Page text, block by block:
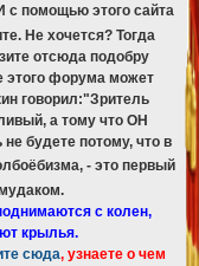
с помощью этого сайта
Не хочется? Тогда
отсюда подобру
этого форума может
говорил:"Зритель
а тому что ОН
будете потому, что в
- это первый
с колен,
крылья.
сюда, узнаете о чем